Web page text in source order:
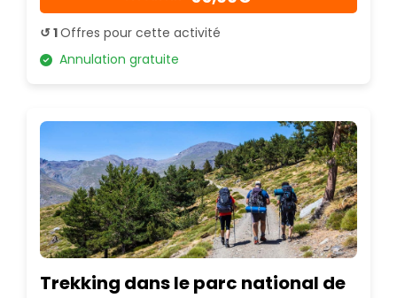
↺ 1Offres pour cette activité
Annulation gratuite
Trekking dans le parc national de